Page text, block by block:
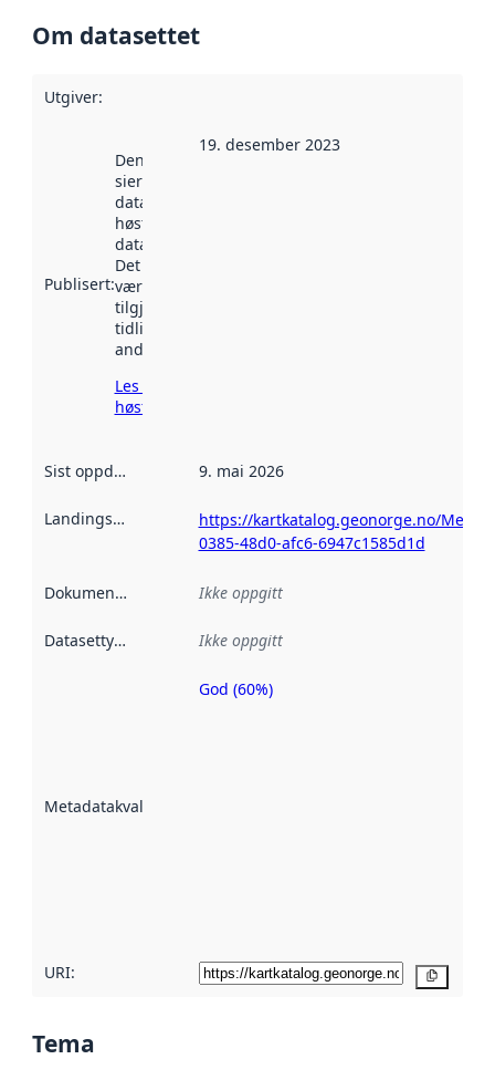
Om datasettet
Utgiver:
Publisert:
Denne datoen
sier når
datasettet ble
høstet av
data.norge.no.
Det kan ha
vært
tilgjengelig
tidligere
andre steder.
Les mer om
høsting her
19. desember 2023
Sist oppdatert 9. mai 2026
Landingsside
https://kartkatalog.geonorge.no/
0385-48d0-afc6-6947c1585d1d
Dokumentasjon Ikke oppgitt
Datasettype Ikke oppgitt
Metadatakvalitet
Metadatakvalitet
God (60%)
URI:
Tema